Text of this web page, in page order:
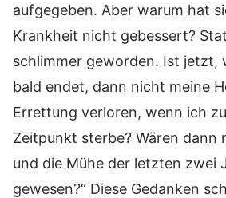
aufgegeben. Aber warum hat
Krankheit nicht gebessert?
schlimmer geworden. Ist jetzt,
bald endet, dann nicht meine
Errettung verloren, wenn ich
Zeitpunkt sterbe? Wären dann
und die Mühe der letzten zwei
gewesen?“ Diese Gedanken